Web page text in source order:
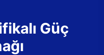
Güç